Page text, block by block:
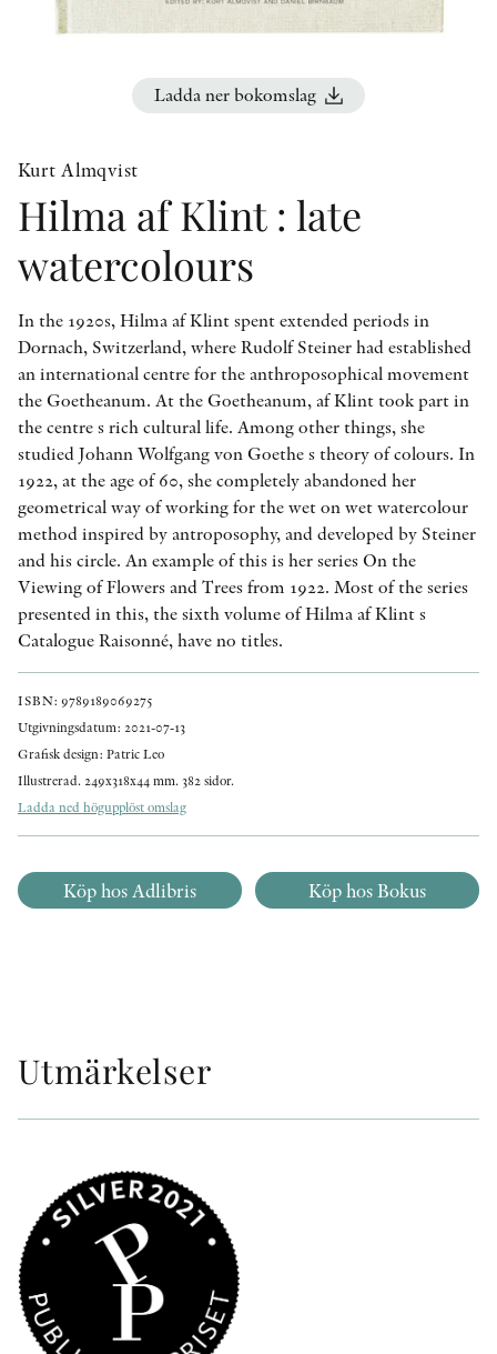
PEER REVIEW-PROCESSEN
Ladda ner bokomslag
Kurt Almqvist
Hilma af Klint : late
watercolours
In the 1920s, Hilma af Klint spent extended periods in
Dornach, Switzerland, where Rudolf Steiner had established
an international centre for the anthroposophical movement
the Goetheanum. At the Goetheanum, af Klint took part in
the centre s rich cultural life. Among other things, she
studied Johann Wolfgang von Goethe s theory of colours. In
1922, at the age of 60, she completely abandoned her
geometrical way of working for the wet on wet watercolour
method inspired by antroposophy, and developed by Steiner
and his circle. An example of this is her series On the
Viewing of Flowers and Trees from 1922. Most of the series
presented in this, the sixth volume of Hilma af Klint s
Catalogue Raisonné, have no titles.
ISBN: 9789189069275
Utgivningsdatum: 2021-07-13
Grafisk design: Patric Leo
Illustrerad. 249x318x44 mm. 382 sidor.
Ladda ned högupplöst omslag
Köp hos Adlibris Köp hos Bokus
Utmärkelser